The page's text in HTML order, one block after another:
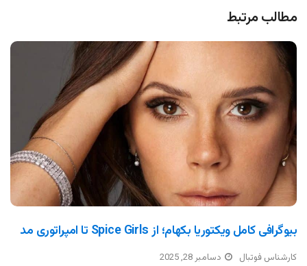
مطالب مرتبط
بیوگرافی کامل ویکتوریا بکهام؛ از Spice Girls تا امپراتوری مد
کارشناس فوتبال دسامبر 28, 2025